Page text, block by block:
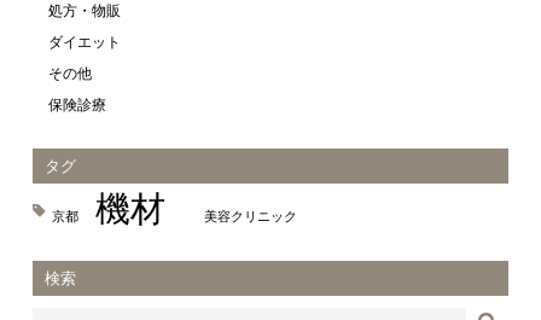
処方・物販
ダイエット
その他
保険診療
タグ
京都 機材 美容クリニック
検索